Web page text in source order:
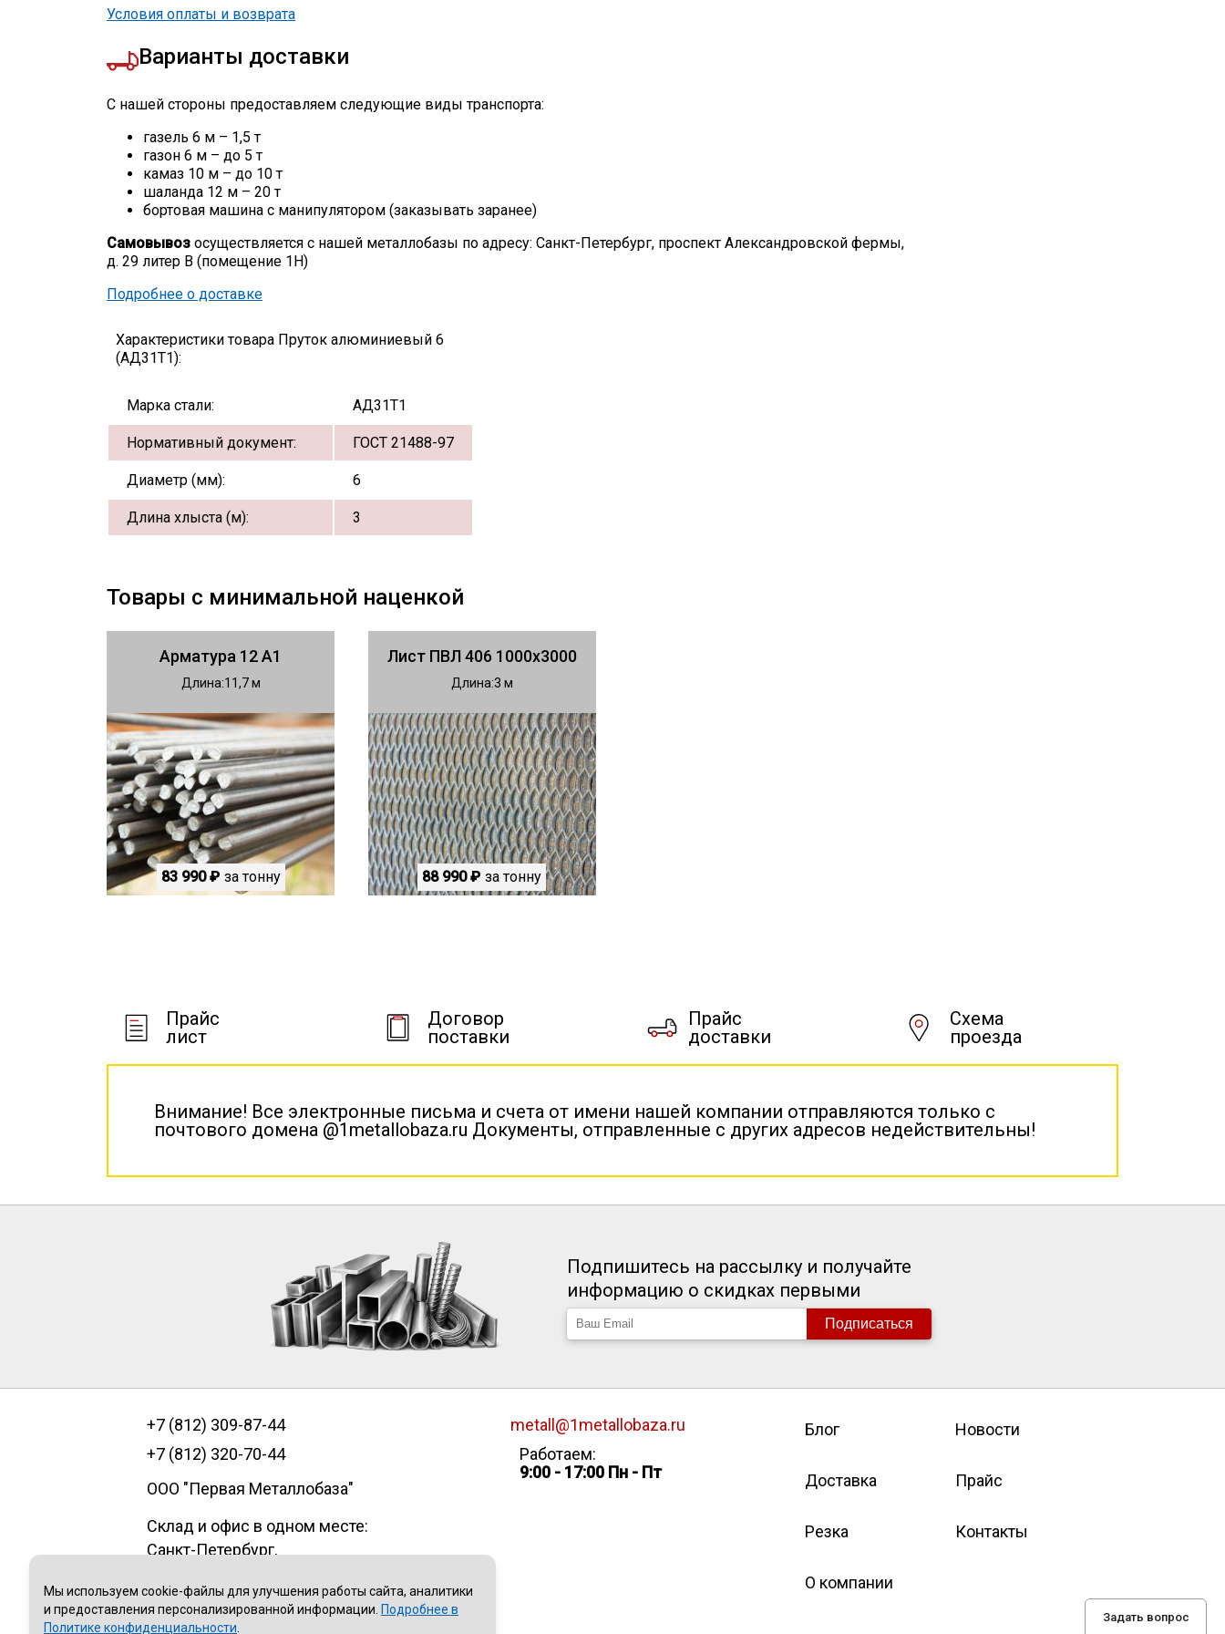
Условия оплаты и возврата
Варианты доставки
С нашей стороны предоставляем следующие виды транспорта:
газель 6 м – 1,5 т
газон 6 м – до 5 т
камаз 10 м – до 10 т
шаланда 12 м – 20 т
бортовая машина с манипулятором (заказывать заранее)
Самовывоз осуществляется с нашей металлобазы по адресу: Санкт-Петербург, проспект Александровской фермы,
д. 29 литер В (помещение 1Н)
Подробнее о доставке
Характеристики товара Пруток алюминиевый 6
(АД31Т1):
Марка стали: АД31Т1
Нормативный документ: ГОСТ 21488-97
Диаметр (мм): 6
Длина хлыста (м): 3
Товары с минимальной наценкой
Арматура 12 А1
Длина 11,7
83 990 ₽ за тонну
Лист ПВЛ 406 1000х3000
Длина 3
88 990 ₽ за тонну
Прайс
лист
Договор
поставки
Прайс
доставки
Схема
проезда
Внимание! Все электронные письма и счета от имени нашей компании отправляются только с
почтового домена @1metallobaza.ru Документы, отправленные с других адресов недействительны!
Задать вопрос
Подпишитесь на рассылку и получайте
информацию о скидках первыми
Подписаться
+7 (812) 309-87-44
+7 (812) 320-70-44
ООО "Первая Металлобаза"
Склад и офис в одном месте:
Санкт-Петербург,
литер В, помещение 1Н
metall@1metallobaza.ru
Работаем:
9:00 - 17:00 Пн - Пт
Блог Новости
Доставка Прайс
Резка Контакты
О компании
Мы используем cookie-файлы для улучшения работы сайта, аналитики
и предоставления персонализированной информации. Подробнее в
Политике конфиденциальности